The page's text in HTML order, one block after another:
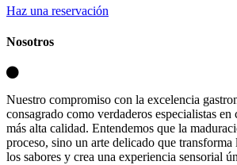
Haz una reservación
Nosotros
Nuestro compromiso con la excelencia
consagrado como verdaderos especialistas en
más alta calidad. Entendemos que la
proceso, sino un arte delicado que
los sabores y crea una experiencia sensorial